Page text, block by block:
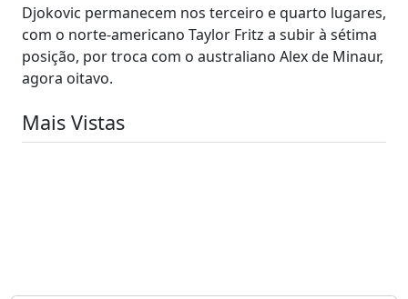
Djokovic permanecem nos terceiro e quarto lugares,
com o norte-americano Taylor Fritz a subir à sétima
posição, por troca com o australiano Alex de Minaur,
agora oitavo.
Mais Vistas